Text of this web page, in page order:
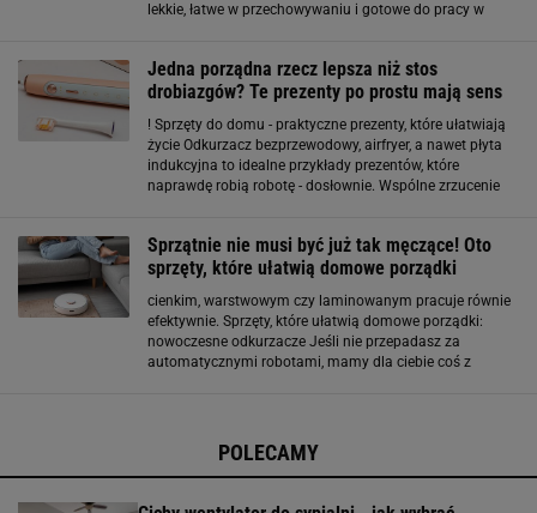
lekkie, łatwe w przechowywaniu i gotowe do pracy w
Jedna porządna rzecz lepsza niż stos
drobiazgów? Te prezenty po prostu mają sens
! Sprzęty do domu - praktyczne prezenty, które ułatwiają
życie Odkurzacz bezprzewodowy, airfryer, a nawet płyta
indukcyjna to idealne przykłady prezentów, które
naprawdę robią robotę - dosłownie. Wspólne zrzucenie
Sprzątnie nie musi być już tak męczące! Oto
sprzęty, które ułatwią domowe porządki
cienkim, warstwowym czy laminowanym pracuje równie
efektywnie. Sprzęty, które ułatwią domowe porządki:
nowoczesne odkurzacze Jeśli nie przepadasz za
automatycznymi robotami, mamy dla ciebie coś z
POLECAMY